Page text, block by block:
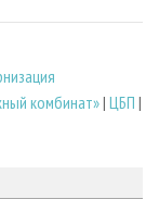
комбинат»| ЦБП |